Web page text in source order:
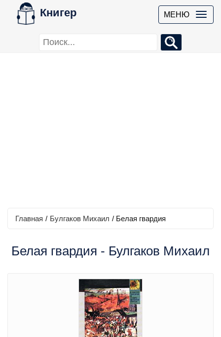
Книгер МЕНЮ
Главная / Булгаков Михаил / Белая гвардия
Белая гвардия - Булгаков Михаил